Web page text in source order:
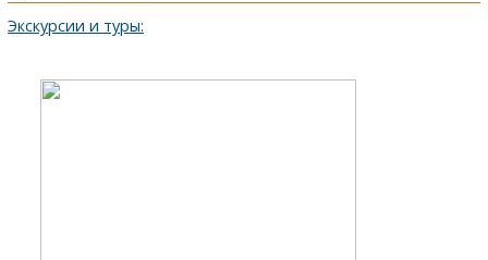
Экскурсии и туры: